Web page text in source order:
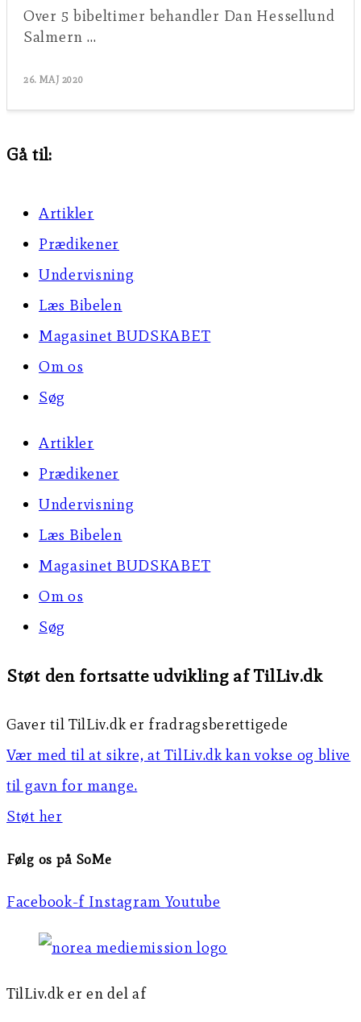
Over 5 bibeltimer behandler Dan Hessellund
Salmern …
26. MAJ 2020
Gå til:
Artikler
Prædikener
Undervisning
Læs Bibelen
Magasinet BUDSKABET
Om os
Søg
Artikler
Prædikener
Undervisning
Læs Bibelen
Magasinet BUDSKABET
Om os
Søg
Støt den fortsatte udvikling af TilLiv.dk
Gaver til TilLiv.dk er fradragsberettigede
Vær med til at sikre, at TilLiv.dk kan vokse og blive
til gavn for mange.
Støt her
Følg os på SoMe
Facebook-f Instagram Youtube
TilLiv.dk er en del af